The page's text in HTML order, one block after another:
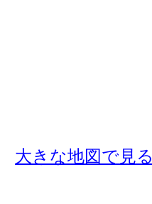
大きな地図で見る